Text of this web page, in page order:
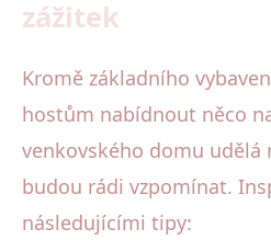
zážitek
Kromě základního
hostům nabídnout něco
venkovského domu udělá
budou rádi vzpomínat.
následujícími tipy: